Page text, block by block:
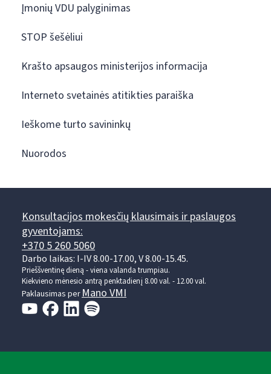
Įmonių VDU palyginimas
STOP šešėliui
Krašto apsaugos ministerijos informacija
Interneto svetainės atitikties paraiška
Ieškome turto savininkų
Nuorodos
Konsultacijos mokesčių klausimais ir paslaugos
gyventojams:
+370 5 260 5060
Darbo laikas: I-IV 8.00-17.00, V 8.00-15.45.
Prieššventinę dieną - viena valanda trumpiau.
Kiekvieno mėnesio antrą penktadienį 8.00 val. - 12.00 val.
Paklausimas perMano VMI